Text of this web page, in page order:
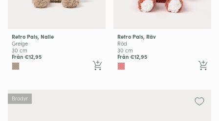
Retro Pals, Nalle
Greige
30 cm
Från €12,95
Retro Pals, Räv
Röd
30 cm
Från €12,95
Brodyr